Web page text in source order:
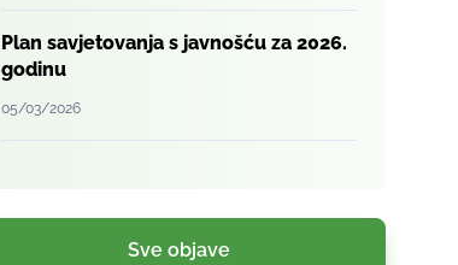
Plan savjetovanja s javnošću za 2026.
godinu
05/03/2026
Sve objave